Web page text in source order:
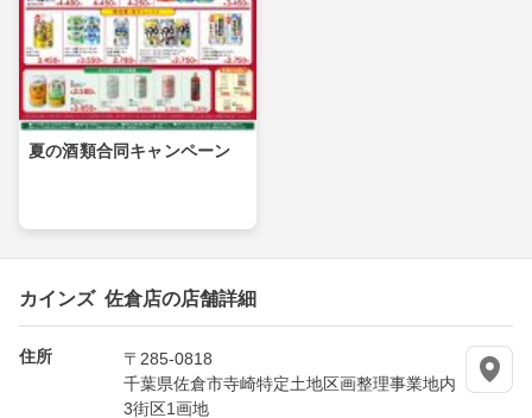
夏の酒類合同キャンペーン
カインズ 佐倉店の店舗詳細
住所
〒285-0818
千葉県佐倉市寺崎特定土地区画整理事業地内
3街区1画地